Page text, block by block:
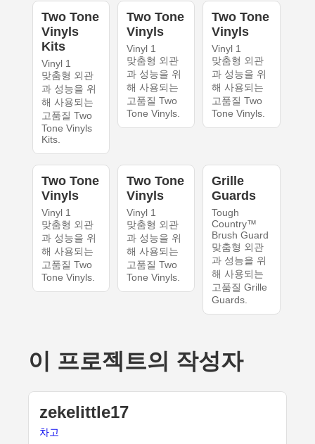
Two Tone
Vinyls
Kits
Vinyl 1
맞춤형 외관
과 성능을 위
해 사용되는
고품질 Two
Tone Vinyls
Kits.
Two Tone
Vinyls
Vinyl 1
맞춤형 외관
과 성능을 위
해 사용되는
고품질 Two
Tone Vinyls.
Two Tone
Vinyls
Vinyl 1
맞춤형 외관
과 성능을 위
해 사용되는
고품질 Two
Tone Vinyls.
Two Tone
Vinyls
Vinyl 1
맞춤형 외관
과 성능을 위
해 사용되는
고품질 Two
Tone Vinyls.
Two Tone
Vinyls
Vinyl 1
맞춤형 외관
과 성능을 위
해 사용되는
고품질 Two
Tone Vinyls.
Grille
Guards
Tough
Country™
Brush Guard
맞춤형 외관
과 성능을 위
해 사용되는
고품질 Grille
Guards.
이 프로젝트의 작성자
zekelittle17
차고